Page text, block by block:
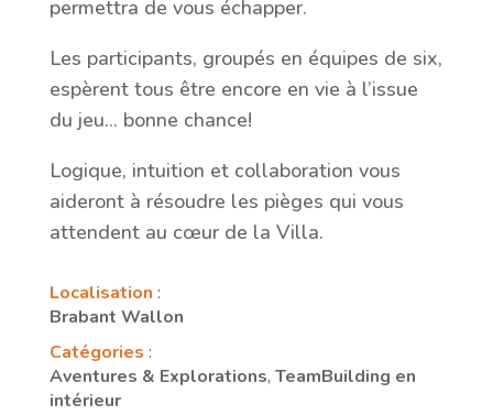
permettra de vous échapper.
Les participants, groupés en équipes de six,
espèrent tous être encore en vie à l’issue
du jeu... bonne chance!
Logique, intuition et collaboration vous
aideront à résoudre les pièges qui vous
attendent au cœur de la Villa.
Localisation :
Brabant Wallon
Catégories :
Aventures & Explorations, TeamBuilding en
intérieur